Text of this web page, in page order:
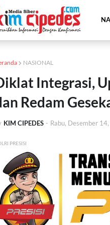
NASIONAL
Integrasi,
Redam
KIM CIPEDES - Rabu, Desember
PRESISI